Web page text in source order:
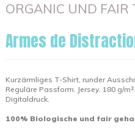
ORGANIC UND
Armes de
Kurzärmliges T-Shirt, runder
Reguläre Passform. Jersey. 180 g/m².
Digitaldruck.
100% Biologische und fair